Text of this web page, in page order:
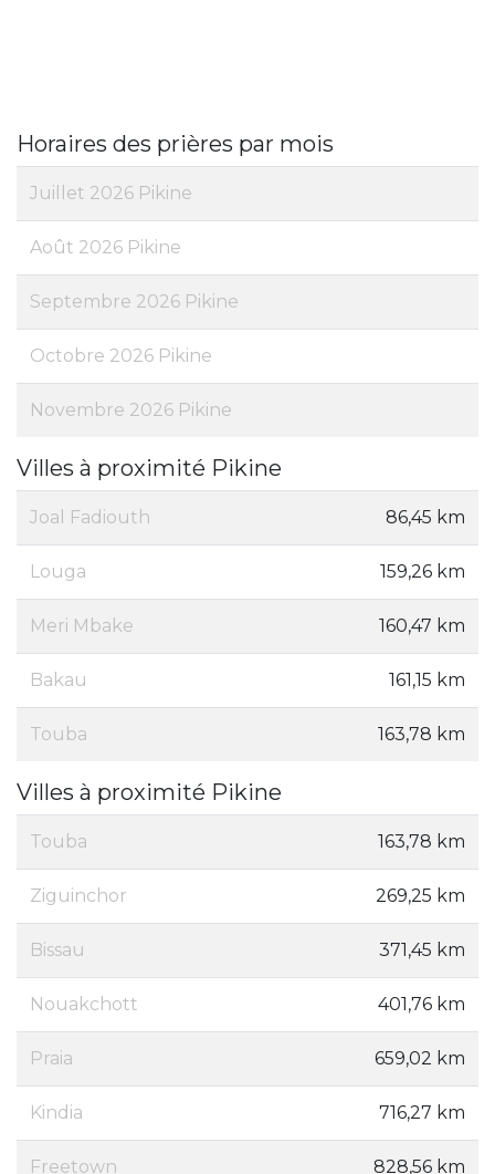
Horaires des prières par mois
Juillet 2026 Pikine
Août 2026 Pikine
Septembre 2026 Pikine
Octobre 2026 Pikine
Novembre 2026 Pikine
Villes à proximité Pikine
Joal Fadiouth 86,45 km
Louga 159,26 km
Meri Mbake 160,47 km
Bakau 161,15 km
Touba 163,78 km
Villes à proximité Pikine
Touba 163,78 km
Ziguinchor 269,25 km
Bissau 371,45 km
Nouakchott 401,76 km
Praia 659,02 km
Kindia 716,27 km
Freetown 828,56 km